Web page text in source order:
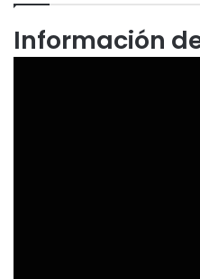
Información